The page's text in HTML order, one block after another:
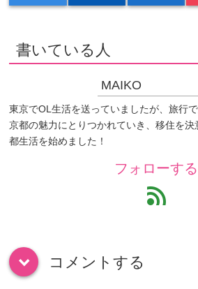
書いている人
MAIKO
東京でOL生活を送っていましたが、旅行
京都の魅力にとりつかれていき、移住を
都生活を始めました！
フォローする
feed
down コメントする